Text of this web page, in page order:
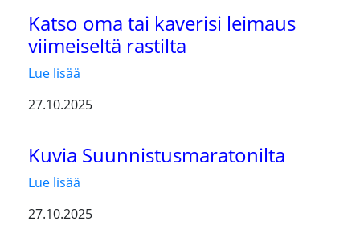
Katso oma tai kaverisi leimaus
viimeiseltä rastilta
Lue lisää
27.10.2025
Kuvia Suunnistusmaratonilta
Lue lisää
27.10.2025